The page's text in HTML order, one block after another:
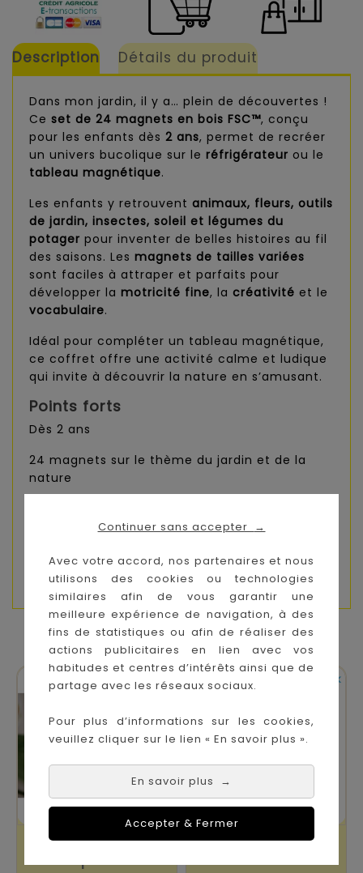
Continuer sans accepter →
Avec votre accord, nos partenaires et nous
utilisons des cookies ou technologies
similaires afin de vous garantir une
meilleure expérience de navigation, à des
fins de statistiques ou afin de réaliser des
actions publicitaires en lien avec vos
habitudes et centres d’intérêts ainsi que de
partage avec les réseaux sociaux.
Pour plus d’informations sur les cookies,
veuillez cliquer sur le lien « En savoir plus ».
En savoir plus →
Accepter & Fermer
Description Détails du produit
Dans mon jardin, il y a… plein de découvertes !
Ce set de 24 magnets en bois FSC™, conçu
pour les enfants dès 2 ans, permet de recréer
un univers bucolique sur le réfrigérateur ou le
tableau magnétique.
Les enfants y retrouvent animaux, fleurs, outils
de jardin, insectes, soleil et légumes du
potager pour inventer de belles histoires au fil
des saisons. Les magnets de tailles variées
sont faciles à attraper et parfaits pour
développer la motricité fine, la créativité et le
vocabulaire.
Idéal pour compléter un tableau magnétique,
ce coffret offre une activité calme et ludique
qui invite à découvrir la nature en s’amusant.
Points forts
Dès 2 ans
24 magnets sur le thème du jardin et de la
nature
Bois certifié FSC™, éco-responsable
VOUS AIMEREZ AUSSI
 Sur commande
2 Magnets
Empreinte
 En stock
Magnets 24Pcs
Ferme